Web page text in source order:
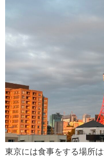
東京には食事をする場所